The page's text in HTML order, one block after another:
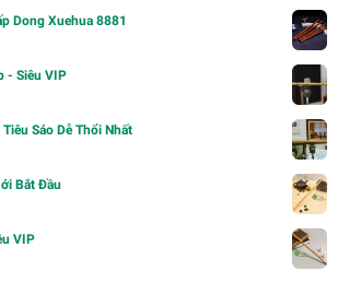
Dong Xuehua 8881
- Siêu VIP
Sáo Dễ Thổi Nhất
Bắt Đầu
VIP